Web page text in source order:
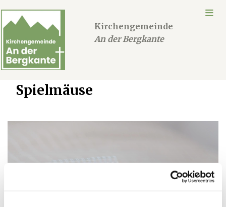
Kirchengemeinde
An der Bergkante
Spielmäuse